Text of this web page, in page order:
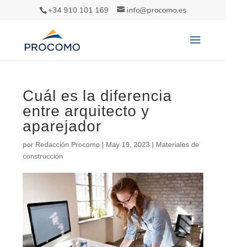
+34 910 101 169 info@procomo.es
Cuál es la diferencia
entre arquitecto y
aparejador
por Redacción Procomo| May 19, 2023 | Materiales de
construcción